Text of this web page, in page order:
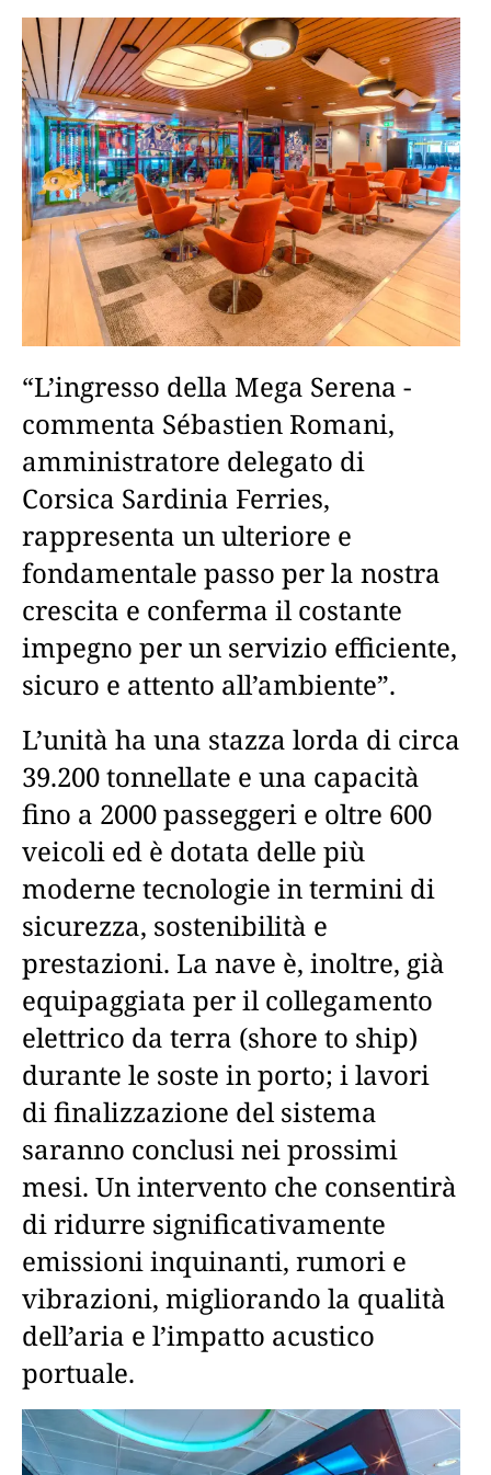
“L’ingresso della Mega Serena -
commenta Sébastien Romani,
amministratore delegato di
Corsica Sardinia Ferries,
rappresenta un ulteriore e
fondamentale passo per la nostra
crescita e conferma il costante
impegno per un servizio efficiente,
sicuro e attento all’ambiente”.
L’unità ha una stazza lorda di circa
39.200 tonnellate e una capacità
fino a 2000 passeggeri e oltre 600
veicoli ed è dotata delle più
moderne tecnologie in termini di
sicurezza, sostenibilità e
prestazioni. La nave è, inoltre, già
equipaggiata per il collegamento
elettrico da terra (shore to ship)
durante le soste in porto; i lavori
di finalizzazione del sistema
saranno conclusi nei prossimi
mesi. Un intervento che consentirà
di ridurre significativamente
emissioni inquinanti, rumori e
vibrazioni, migliorando la qualità
dell’aria e l’impatto acustico
portuale.